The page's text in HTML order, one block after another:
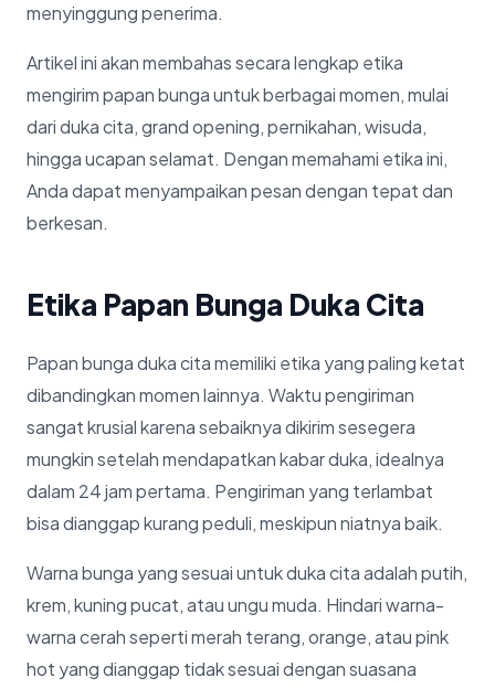
menyinggung penerima.
Artikel ini akan membahas secara lengkap etika
mengirim papan bunga untuk berbagai momen, mulai
dari duka cita, grand opening, pernikahan, wisuda,
hingga ucapan selamat. Dengan memahami etika ini,
Anda dapat menyampaikan pesan dengan tepat dan
berkesan.
Etika Papan Bunga Duka Cita
Papan bunga duka cita memiliki etika yang paling ketat
dibandingkan momen lainnya. Waktu pengiriman
sangat krusial karena sebaiknya dikirim sesegera
mungkin setelah mendapatkan kabar duka, idealnya
dalam 24 jam pertama. Pengiriman yang terlambat
bisa dianggap kurang peduli, meskipun niatnya baik.
Warna bunga yang sesuai untuk duka cita adalah putih,
krem, kuning pucat, atau ungu muda. Hindari warna-
warna cerah seperti merah terang, orange, atau pink
hot yang dianggap tidak sesuai dengan suasana